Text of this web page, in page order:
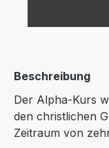
Beschreibung
Der Alpha-Kurs
den christlichen
Zeitraum von